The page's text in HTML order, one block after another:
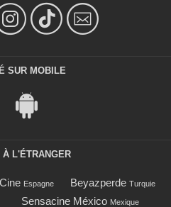
SUR MOBILE
L'ÉTRANGER
Espagne Beyazperde Turquie
Sensacine México Mexique